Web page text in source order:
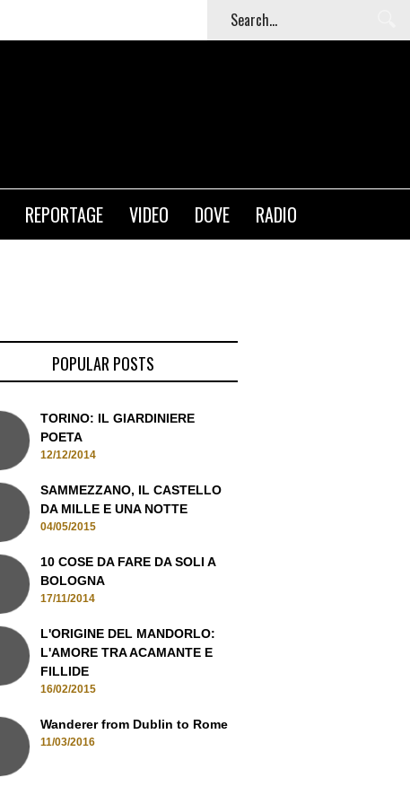
REPORTAGE VIDEO DOVE RADIO
POPULAR POSTS
TORINO: IL GIARDINIERE
POETA
12/12/2014
SAMMEZZANO, IL CASTELLO
DA MILLE E UNA NOTTE
04/05/2015
10 COSE DA FARE DA SOLI A
BOLOGNA
17/11/2014
L'ORIGINE DEL MANDORLO:
L'AMORE TRA ACAMANTE E
FILLIDE
16/02/2015
Wanderer from Dublin to Rome
11/03/2016